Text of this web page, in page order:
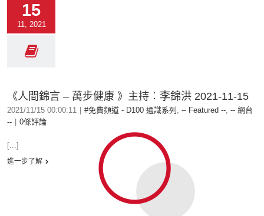
15
11, 2021
《人間錦言 – 萬步健康 》主持︰李錦洪 2021-11-15
2021/11/15 00:00:11 #免費頻道 - D100 通識系列 , -- Featured --, -- 網台
--
0條評論
[...]
進一步了解